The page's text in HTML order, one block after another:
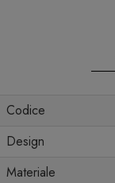
Codice
Design
Materiale